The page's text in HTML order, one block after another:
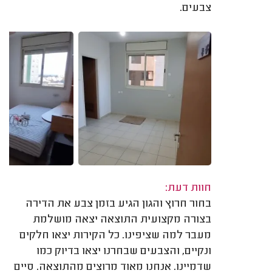
צבעים.
חוות דעת:
בחור חרוץ והגון הגיע בזמן צבע את הדירה
בצורה מקצועית התוצאה יצאה מושלמת
מעבר למה שציפינו. כל הקירות יצאו חלקים
ונקיים, והצבעים שבחרנו יצאו בדיוק כמו
שדמיינו. אנחנו מאוד מרוצים מהתוצאה. סיים